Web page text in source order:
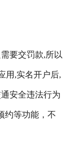
要交罚款,所以
用,实名开户后,
安全违法行为
约等功能，不